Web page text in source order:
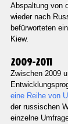
Abspaltung von
wieder nach
befürworteten
Kiew.
2009-2011
Zwischen 2009
eine Reihe von
der russischen
einzelne